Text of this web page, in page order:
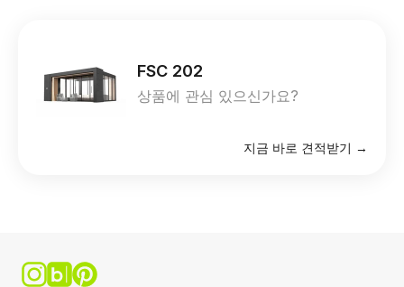
FSC 202
상품에 관심 있으신가요?
지금 바로 견적받기 →